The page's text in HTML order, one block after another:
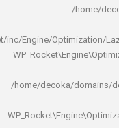
rocket/inc/Engine/
/home/